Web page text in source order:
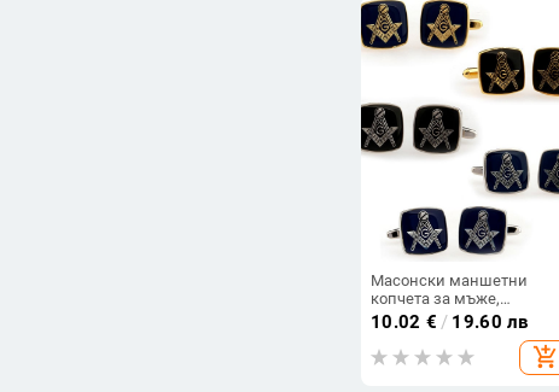
Масонски маншетни
копчета за мъже,
квадратен меден дизайн,
за френски маншети,
електроплатирани
10.02 € / 19.60 лв
add_shopping_cart